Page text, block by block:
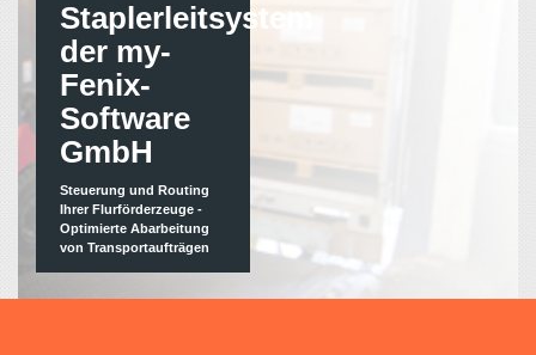
Staplerleitsystem
der my-
Fenix-
Software
GmbH
Steuerung und Routing
Ihrer Flurförderzeuge -
Optimierte Abarbeitung
von Transportaufträgen